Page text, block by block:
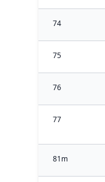
74
75
76
77
81m